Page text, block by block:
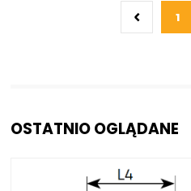
1
OSTATNIO OGLĄDANE